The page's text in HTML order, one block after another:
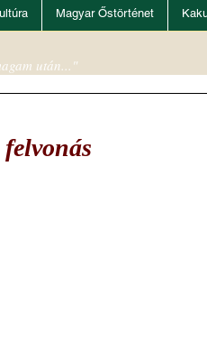
Magyar Őstörténet
után..."